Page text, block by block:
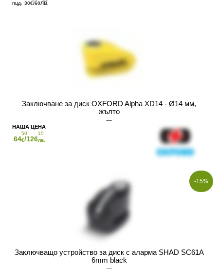
30€/60ЛВ.
Заключване за диск OXFORD Alpha XD14 - Ø14 мм,
жълто
64
50
€/126
15
лв.
-15%
Заключващо устройство за диск с аларма SHAD SC61A
6mm black